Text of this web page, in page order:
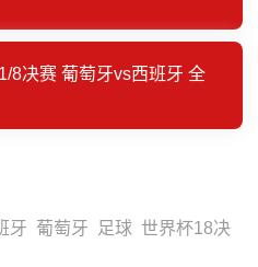
8决赛 葡萄牙vs西班牙 全
牙 葡萄牙 足球 世界杯18决